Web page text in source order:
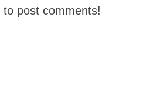
to post comments!